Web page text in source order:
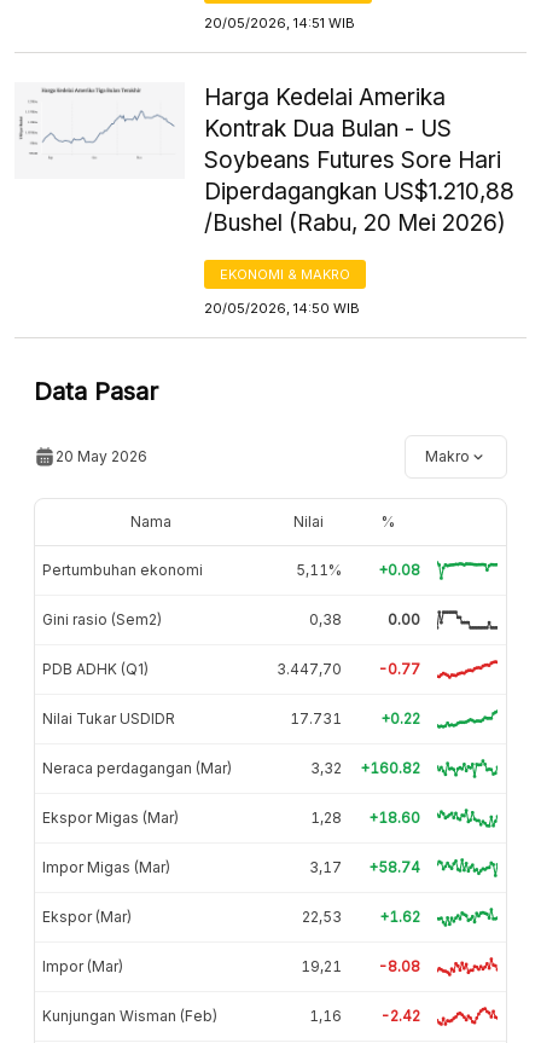
20/05/2026, 14:51 WIB
Harga Kedelai Amerika
Kontrak Dua Bulan - US
Soybeans Futures Sore Hari
Diperdagangkan US$1.210,88
/Bushel (Rabu, 20 Mei 2026)
EKONOMI & MAKRO
20/05/2026, 14:50 WIB
Data Pasar
20 May 2026 Makro
Nama Nilai %
Pertumbuhan ekonomi 5,11% +0.08
Gini rasio (Sem2) 0,38 0.00
PDB ADHK (Q1) 3.447,70 -0.77
Nilai Tukar USDIDR 17.731 +0.22
Neraca perdagangan (Mar) 3,32 +160.82
Ekspor Migas (Mar) 1,28 +18.60
Impor Migas (Mar) 3,17 +58.74
Ekspor (Mar) 22,53 +1.62
Impor (Mar) 19,21 -8.08
Kunjungan Wisman (Feb) 1,16 -2.42